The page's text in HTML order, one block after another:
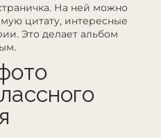
На ней можно
цитату, интересные
Это делает альбом